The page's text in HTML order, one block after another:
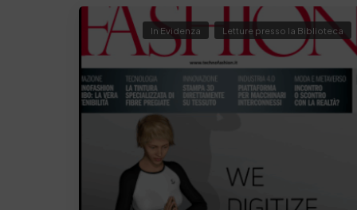
In Evidenza Letture presso la Biblioteca